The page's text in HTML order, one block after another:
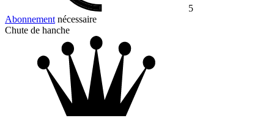
5
Abonnement nécessaire
Chute de hanche